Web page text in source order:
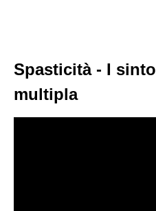
Spasticità - I
multipla